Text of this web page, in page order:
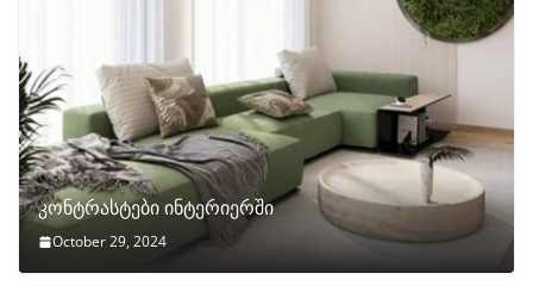
კონტრასტები ინტერიერში
October 29, 2024